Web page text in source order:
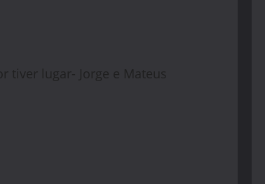
tiver lugar- Jorge e Mateus